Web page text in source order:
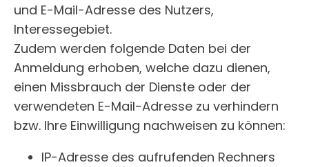
und E-Mail-Adresse des Nutzers,
Interessegebiet.
Zudem werden folgende Daten bei der
Anmeldung erhoben, welche dazu dienen,
einen Missbrauch der Dienste oder der
verwendeten E-Mail-Adresse zu verhindern
bzw. Ihre Einwilligung nachweisen zu können:
IP-Adresse des aufrufenden Rechners